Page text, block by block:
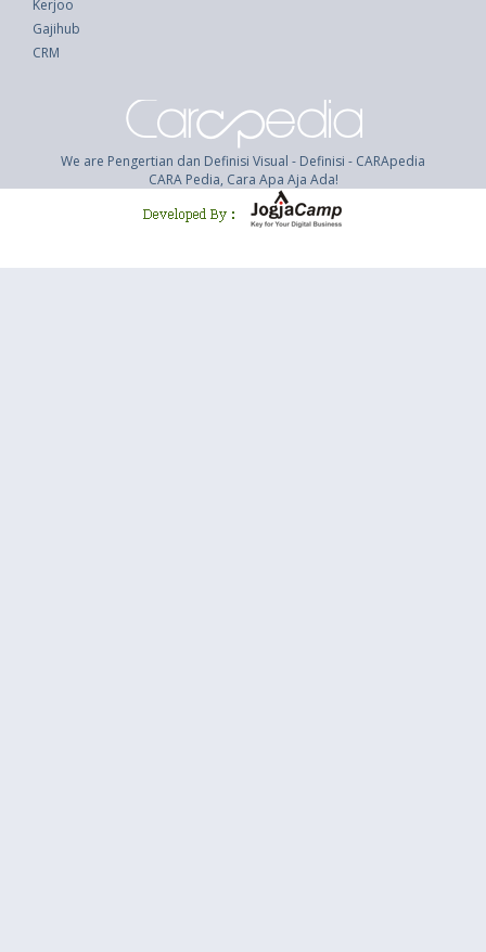
Kerjoo
Gajihub
CRM
We are Pengertian dan Definisi Visual - Definisi - CARApedia
CARA Pedia, Cara Apa Aja Ada!